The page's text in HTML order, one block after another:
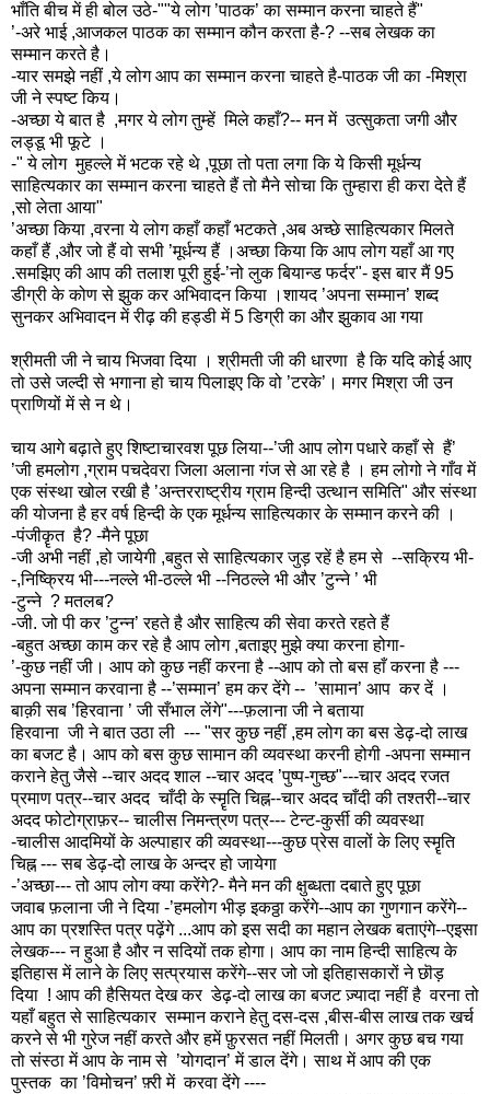
भाँति बीच में ही बोल उठे-""ये लोग ’पाठक’ का सम्मान करना चाहते हैं"
’-अरे भाई ,आजकल पाठक का सम्मान कौन करता है-? --सब लेखक का
सम्मान करते है।
-यार समझे नहीं ,ये लोग आप का सम्मान करना चाहते है-पाठक जी का -मिश्रा
जी ने स्पष्ट किय।
-अच्छा ये बात है ,मगर ये लोग तुम्हें मिले कहाँ?-- मन में उत्सुकता जगी और
लड्डू भी फूटे ।
-" ये लोग मुहल्ले में भटक रहे थे ,पूछा तो पता लगा कि ये किसी मूर्धन्य
साहित्यकार का सम्मान करना चाहते हैं तो मैने सोचा कि तुम्हारा ही करा देते हैं
,सो लेता आया"
’अच्छा किया ,वरना ये लोग कहाँ कहाँ भटकते ,अब अच्छे साहित्यकार मिलते
कहाँ हैं ,और जो हैं वो सभी ’मूर्धन्य हैं ।अच्छा किया कि आप लोग यहाँ आ गए
.समझिए की आप की तलाश पूरी हुई-’नो लुक बियान्ड फर्दर"- इस बार मैं 95
डीग्री के कोण से झुक कर अभिवादन किया ।शायद ’अपना सम्मान’ शब्द
सुनकर अभिवादन में रीढ़ की हड्डी में 5 डिग्री का और झुकाव आ गया
श्रीमती जी ने चाय भिजवा दिया । श्रीमती जी की धारणा है कि यदि कोई आए
तो उसे जल्दी से भगाना हो चाय पिलाइए कि वो ’टरके’। मगर मिश्रा जी उन
प्राणियों में से न थे।
चाय आगे बढ़ाते हुए शिष्टाचारवश पूछ लिया--’जी आप लोग पधारे कहाँ से हैं’
’जी हमलोग ,ग्राम पचदेवरा जिला अलाना गंज से आ रहे है । हम लोगो ने गाँव में
एक संस्था खोल रखी है ’अन्तरराष्ट्रीय ग्राम हिन्दी उत्थान समिति" और संस्था
की योजना है हर वर्ष हिन्दी के एक मूर्धन्य साहित्यकार के सम्मान करने की ।
-पंजीकॄत है? -मैने पूछा
-जी अभी नहीं ,हो जायेगी ,बहुत से साहित्यकार जुड़ रहें है हम से --सक्रिय भी-
-,निष्क्रिय भी---नल्ले भी-ठल्ले भी --निठल्ले भी और ’टुन्ने ’ भी
-टुन्ने ? मतलब?
-जी. जो पी कर ’टुन्न’ रहते है और साहित्य की सेवा करते रहते हैं
-बहुत अच्छा काम कर रहे है आप लोग ,बताइए मुझे क्या करना होगा-
’-कुछ नहीं जी। आप को कुछ नहीं करना है --आप को तो बस हाँ करना है ---
अपना सम्मान करवाना है --’सम्मान’ हम कर देंगे -- ’सामान’ आप कर दें ।
बाक़ी सब ’हिरवाना ’ जी सँभाल लेंगे"---फ़लाना जी ने बताया
हिरवाना जी ने बात उठा ली --- "सर कुछ नहीं ,हम लोग का बस डेढ़-दो लाख
का बजट है। आप को बस कुछ सामान की व्यवस्था करनी होगी -अपना सम्मान
कराने हेतु जैसे --चार अदद शाल --चार अदद ’पुष्प-गुच्छ"---चार अदद रजत
प्रमाण पत्र--चार अदद चाँदी के स्मॄति चिह्न--चार अदद चाँदी की तश्तरी--चार
अदद फोटोग्राफ़र-- चालीस निमन्त्रण पत्र--- टेन्ट-कुर्सी की व्यवस्था
-चालीस आदमियों के अल्पाहार की व्यवस्था---कुछ प्रेस वालों के लिए स्मॄति
चिह्न --- सब डेढ़-दो लाख के अन्दर हो जायेगा
-’अच्छा--- तो आप लोग क्या करेंगे?- मैने मन की क्षुब्धता दबाते हुए पूछा
जवाब फ़लाना जी ने दिया -’हमलोग भीड़ इकठ्ठा करेंगे--आप का गुणगान करेंगे--
आप का प्रशस्ति पत्र पढ़ेंगे ...आप को इस सदी का महान लेखक बताएंगे--एइसा
लेखक--- न हुआ है और न सदियों तक होगा। आप का नाम हिन्दी साहित्य के
इतिहास में लाने के लिए सत्प्रयास करेंगे--सर जो जो इतिहासकारों ने छॊड़
दिया ! आप की हैसियत देख कर डेढ़-दो लाख का बजट ज़्यादा नहीं है वरना तो
यहाँ बहुत से साहित्यकार सम्मान कराने हेतु दस-दस ,बीस-बीस लाख तक खर्च
करने से भी गुरेज नहीं करते और हमें फ़ुरसत नहीं मिलती। अगर कुछ बच गया
तो संस्ठा में आप के नाम से ’योगदान’ में डाल देंगे। साथ में आप की एक
पुस्तक का ’विमोचन’ फ़्री में करवा देंगे ----